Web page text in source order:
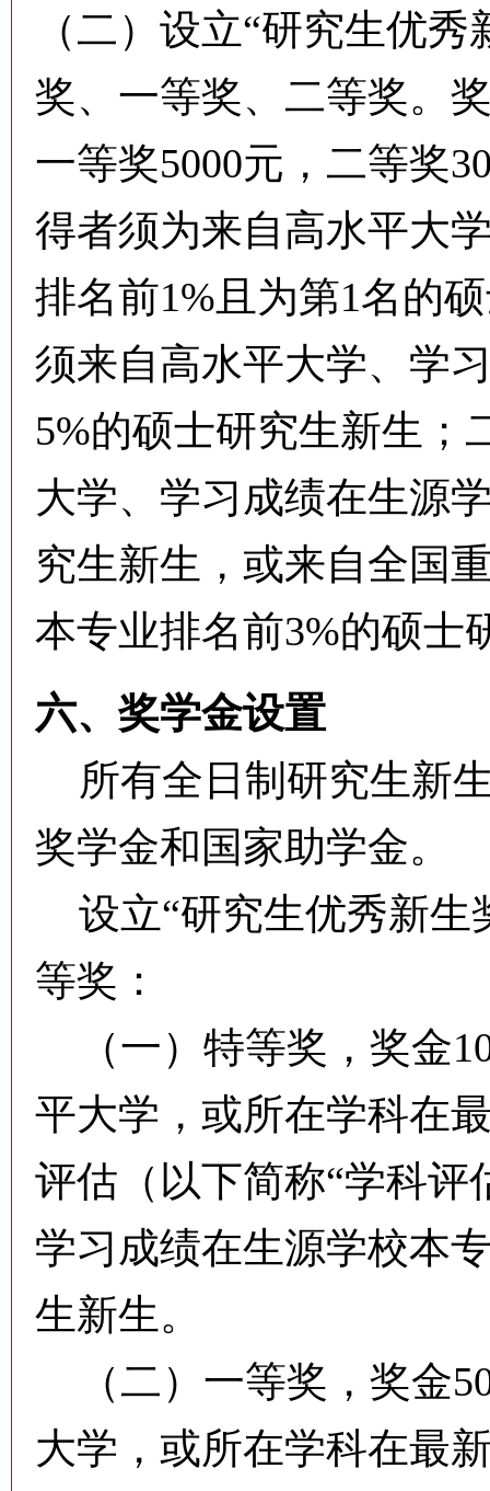
（二）设立“研究生优
奖、一等奖、二等奖。
一等奖5000元，二等奖
得者须为来自高水平大
排名前1%且为第1名的
须来自高水平大学、学
5%的硕士研究生新生；
大学、学习成绩在生源
究生新生，或来自全国
本专业排名前3%的硕士
六、奖学金设置
所有全日制研究生新
奖学金和国家助学金。
设立“研究生优秀新生
等奖：
（一）特等奖，奖金
平大学，或所在学科在
评估（以下简称“学科评
学习成绩在生源学校本
生新生。
（二）一等奖，奖金
大学，或所在学科在最